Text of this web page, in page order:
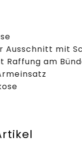
Ausschnitt mit
Raffung am